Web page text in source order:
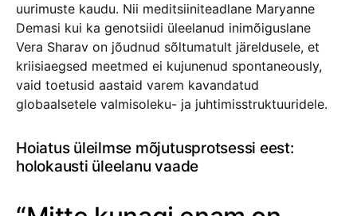
uurimuste kaudu. Nii meditsiiniteadlane Maryanne
Demasi kui ka genotsiidi üleelanud inimõiguslane
Vera Sharav on jõudnud sõltumatult järeldusele, et
kriisiaegsed meetmed ei kujunenud spontaneously,
vaid toetusid aastaid varem kavandatud
globaalsetele valmisoleku- ja juhtimisstruktuuridele.
Hoiatus üleilmse mõjutusprotsessi eest:
holokausti üleelanu vaade